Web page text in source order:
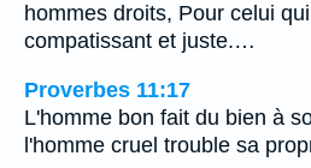
hommes droits, Pour celui
compatissant et juste.…
Proverbes 11:17
L'homme bon fait du bien à
l'homme cruel trouble sa